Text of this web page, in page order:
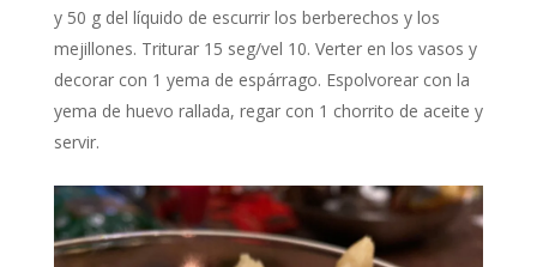
y 50 g del líquido de escurrir los berberechos y los
mejillones. Triturar 15 seg/vel 10. Verter en los vasos y
decorar con 1 yema de espárrago. Espolvorear con la
yema de huevo rallada, regar con 1 chorrito de aceite y
servir.